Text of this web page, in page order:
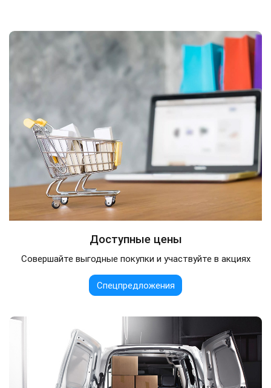
Доступные цены
Совершайте выгодные покупки и участвуйте в акциях
Спецпредложения